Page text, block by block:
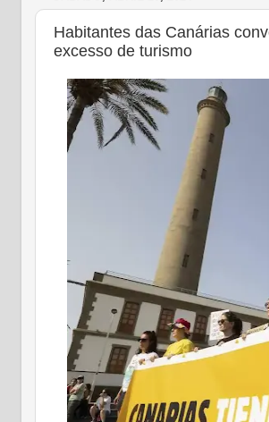
Habitantes das Canárias
excesso de turismo